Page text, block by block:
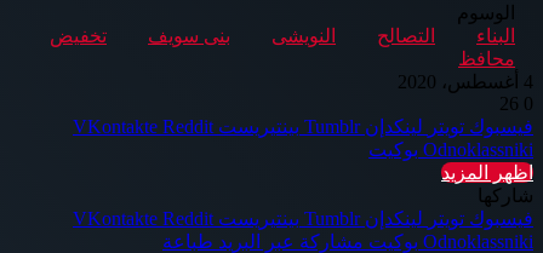
الوسوم
البناء
التصالح النويشى بنى سويف
تخفيض
محافظ
4 أغسطس، 2020
0
فيسبوك تويتر لينكدإن بينتيريست
Odnoklassniki بوكيت
اظهر المزيد
شاركها
فيسبوك تويتر لينكدإن بينتيريست
Odnoklassniki بوكيت مشاركة عبر البريد طباعة